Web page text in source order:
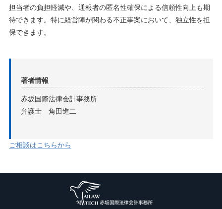
担当者の負担軽減や、通報者の匿名性確保による信頼性向上も期
待できます。特に経営陣が関わる不正事案において、独立性を担
保できます。
著者情報
赤坂国際法律会計事務所
弁護士 角田進二
ご相談はこちらから